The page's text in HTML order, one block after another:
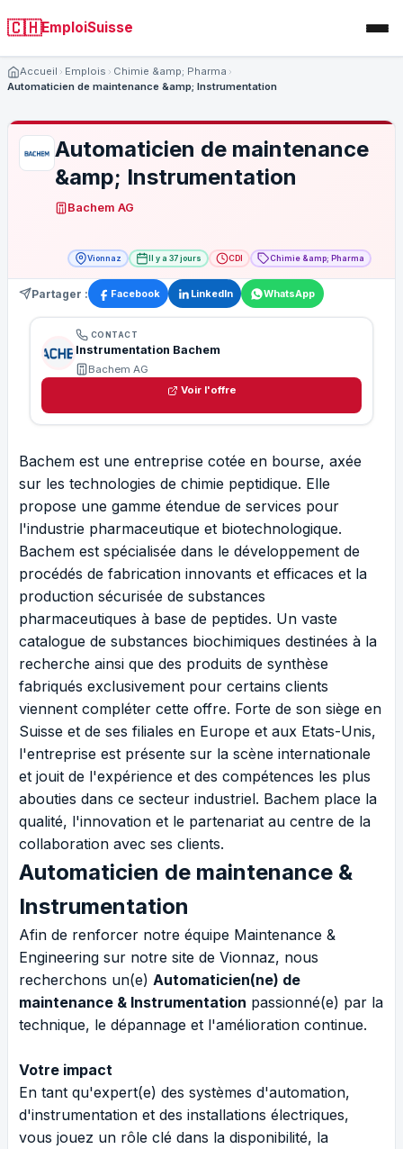
🇨🇭EmploiSuisse
Accueil Emplois
Chimie &amp; Pharma
Automaticien de maintenance &amp; Instrumentation
Automaticien de maintenance
&amp; Instrumentation
Bachem AG
Vionnaz Il y a 37 jours CDI Chimie &amp; Pharma
Partager : Facebook LinkedIn WhatsApp
CONTACT
Instrumentation Bachem
Bachem AG
Voir l'offre
Bachem est une entreprise cotée en bourse, axée
sur les technologies de chimie peptidique. Elle
propose une gamme étendue de services pour
l'industrie pharmaceutique et biotechnologique.
Bachem est spécialisée dans le développement de
procédés de fabrication innovants et efficaces et la
production sécurisée de substances
pharmaceutiques à base de peptides. Un vaste
catalogue de substances biochimiques destinées à la
recherche ainsi que des produits de synthèse
fabriqués exclusivement pour certains clients
viennent compléter cette offre. Forte de son siège en
Suisse et de ses filiales en Europe et aux Etats-Unis,
l'entreprise est présente sur la scène internationale
et jouit de l'expérience et des compétences les plus
abouties dans ce secteur industriel. Bachem place la
qualité, l'innovation et le partenariat au centre de la
collaboration avec ses clients.
Automaticien de maintenance &
Instrumentation
Afin de renforcer notre équipe Maintenance &
Engineering sur notre site de Vionnaz, nous
recherchons un(e) Automaticien(ne) de
maintenance & Instrumentation passionné(e) par la
technique, le dépannage et l'amélioration continue.
Votre impact
En tant qu'expert(e) des systèmes d'automation,
d'instrumentation et des installations électriques,
vous jouez un rôle clé dans la disponibilité, la